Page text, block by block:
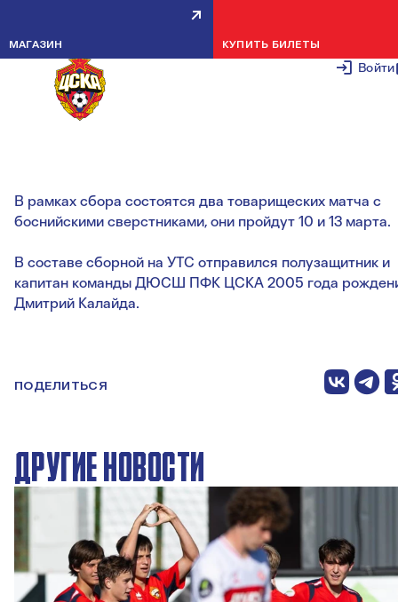
Войти
МАГАЗИН КУПИТЬ БИЛЕТЫ
КАЛАЙДА В СОСТАВЕ СБОРНОЙ
ОТПРАВИЛСЯ В БОСНИЮ И
ГЕРЦЕГОВИНУ
В рамках сбора состоятся два товарищеских матча с
боснийскими сверстниками, они пройдут 10 и 13 марта.
В составе сборной на УТС отправился полузащитник и
капитан команды ДЮСШ ПФК ЦСКА 2005 года
Дмитрий Калайда.
ПОДЕЛИТЬСЯ
ДРУГИЕ НОВОСТИ